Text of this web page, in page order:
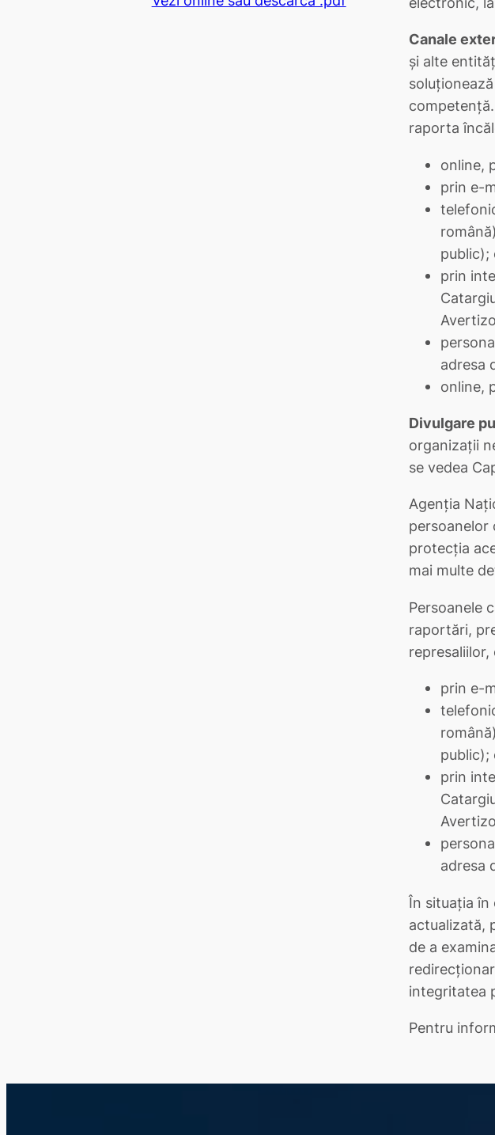
Canale
și alte
raporta
online,
prin e-
public);
prin
adresa
online,
Divulgare
organizații
se vedea
Agenția
persoanelor
protecția
mai multe
Persoanele
raportări,
prin e-
public);
prin
adresa
În situația în
actualizată,
de a
integritatea
Pentru